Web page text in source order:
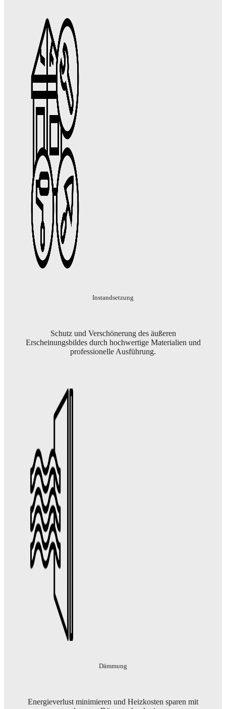
Instandsetzung
Schutz und Verschönerung des äußeren
Erscheinungsbildes durch hochwertige Materialien und
professionelle Ausführung.
Dämmung
Energieverlust minimieren und Heizkosten sparen mit